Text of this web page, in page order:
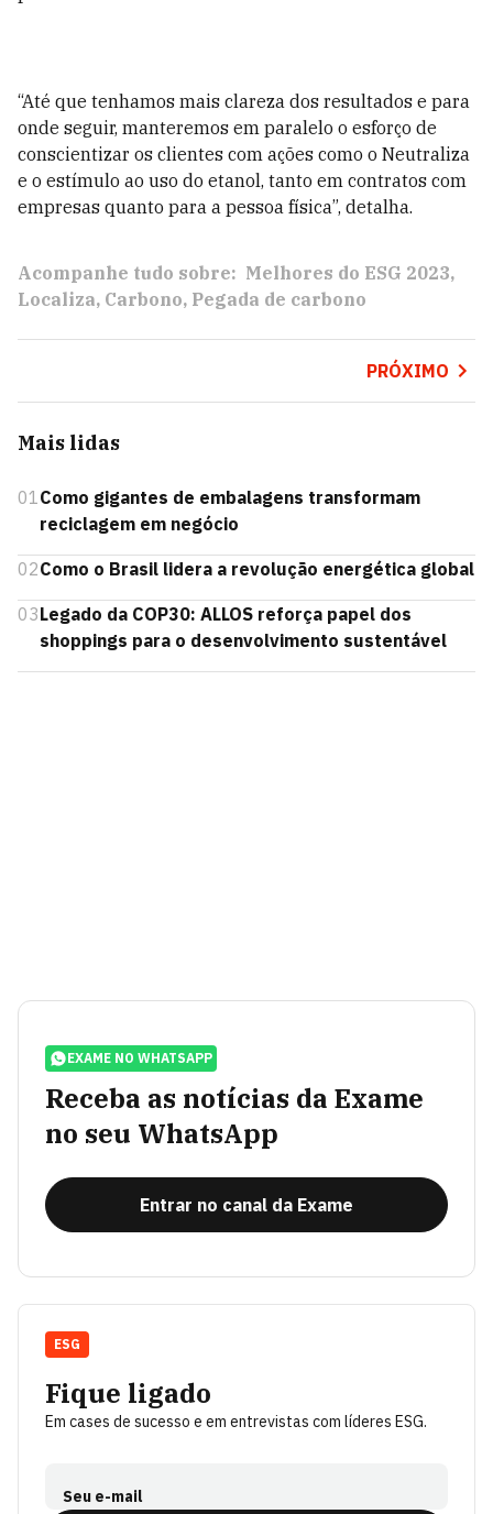
“Até que tenhamos mais clareza dos resultados e para
onde seguir, manteremos em paralelo o esforço de
conscientizar os clientes com ações como o Neutraliza
e o estímulo ao uso do etanol, tanto em contratos com
empresas quanto para a pessoa física”, detalha.
Acompanhe tudo sobre: Melhores do ESG 2023
Localiza Carbono Pegada de carbono
PRÓXIMO
Mais lidas
01Como gigantes de embalagens transformam
reciclagem em negócio
02Como o Brasil lidera a revolução energética global
03Legado da COP30: ALLOS reforça papel dos
shoppings para o desenvolvimento sustentável
EXAME NO WHATSAPP
Receba as notícias da Exame
no seu WhatsApp
Entrar no canal da Exame
Fique ligado
Em cases de sucesso e em entrevistas com líderes ESG.
Seu e-mail
ESG